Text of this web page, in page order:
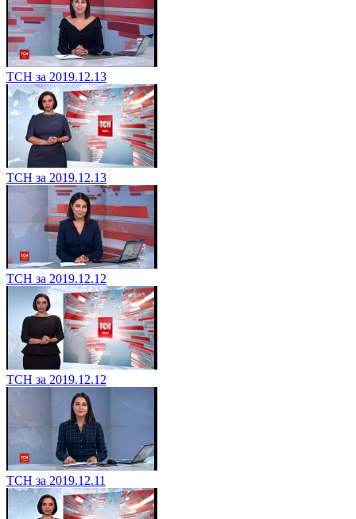
ТСН за 2019.12.13
ТСН за 2019.12.13
ТСН за 2019.12.12
ТСН за 2019.12.12
ТСН за 2019.12.11